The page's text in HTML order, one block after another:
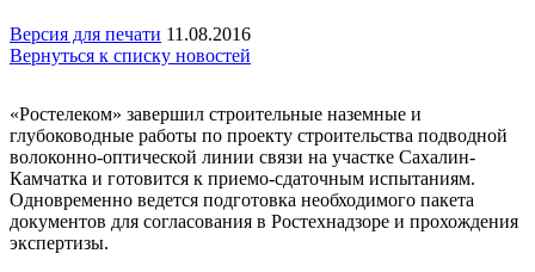
Версия для печати 11.08.2016
Вернуться к списку новостей
«Ростелеком» завершил строительные наземные и
глубоководные работы по проекту строительства подводной
волоконно-оптической линии связи на участке Сахалин-
Камчатка и готовится к приемо-сдаточным испытаниям.
Одновременно ведется подготовка необходимого пакета
документов для согласования в Ростехнадзоре и прохождения
экспертизы.